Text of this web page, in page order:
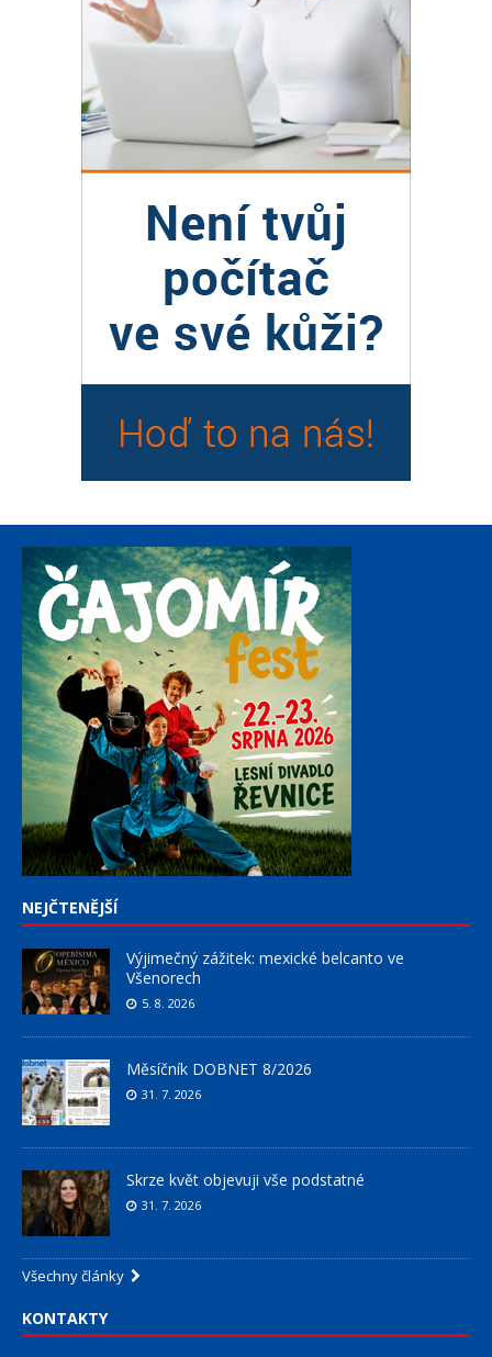
NEJČTENĚJŠÍ
Výjimečný zážitek: mexické belcanto ve
Všenorech
5. 8. 2026
Měsíčník DOBNET 8/2026
31. 7. 2026
Skrze květ objevuji vše podstatné
31. 7. 2026
Všechny články
KONTAKTY